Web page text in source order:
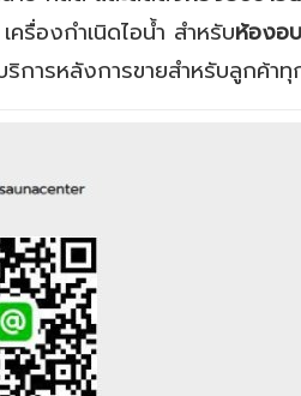
รื่องกำเนิดไอน้ำ สำหรับห้องอ
การหลังการขายสำหรับลูกค้าทุ